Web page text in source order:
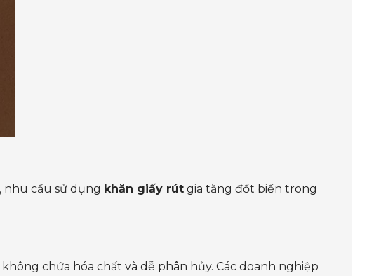
nhu cầu sử dụng khăn giấy rút gia tăng đốt biến trong
chứa hóa chất và dễ phân hủy. Các doanh nghiệp